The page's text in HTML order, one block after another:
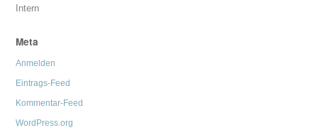
Intern
Meta
Anmelden
Eintrags-Feed
Kommentar-Feed
WordPress.org